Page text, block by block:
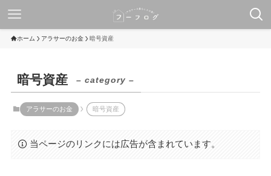
ホーム アラサーのお金 暗号資産
暗号資産 – category –
アラサーのお金 暗号資産
当ページのリンクには広告が含まれています。